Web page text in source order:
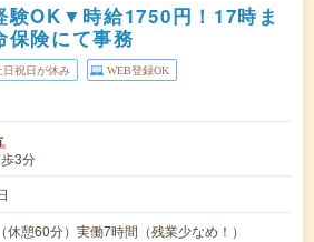
験OK▼時給1750円！17時ま
保険にて事務
日祝日が休み WEB登録OK
3分
憩60分）実働7時間（残業少なめ！）